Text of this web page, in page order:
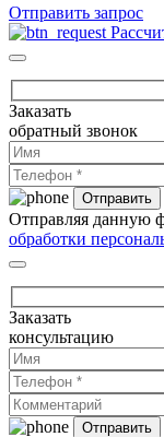
Отправить запрос
Заказать
обратный звонок
Отправляя данную
обработки
Заказать
консультацию